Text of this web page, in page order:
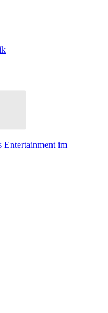
im